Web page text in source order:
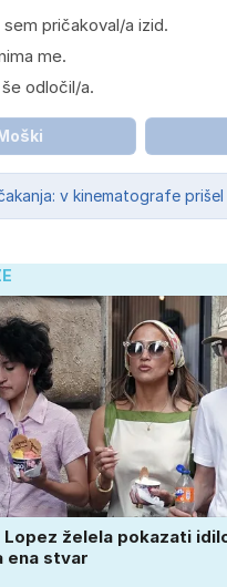
pričakoval/a izid.
me.
odločil/a.
v kinematografe
želela pokazati
ena stvar